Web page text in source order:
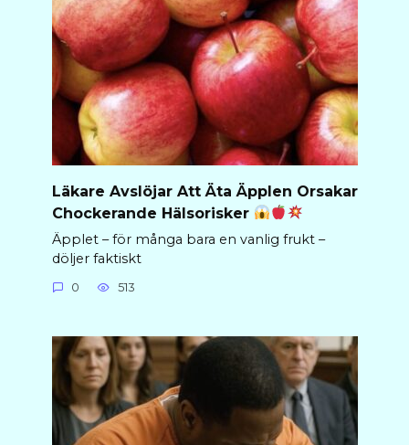
Läkare Avslöjar Att Äta Äpplen Orsakar
Chockerande Hälsorisker
Äpplet – för många bara en vanlig frukt –
döljer faktiskt
0 513